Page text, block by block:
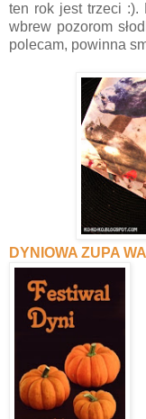
ten rok jest trzeci
wbrew pozorom
polecam, powinna
DYNIOWA ZUPA